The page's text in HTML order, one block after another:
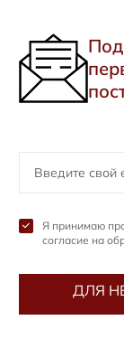
Я принимаю
согласие на
ДЛЯ